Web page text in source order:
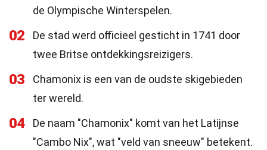
de Olympische Winterspelen.
02
De stad werd officieel gesticht in 1741 door
twee Britse ontdekkingsreizigers.
03
Chamonix is een van de oudste skigebieden
ter wereld.
04
De naam "Chamonix" komt van het Latijnse
"Cambo Nix", wat "veld van sneeuw" betekent.